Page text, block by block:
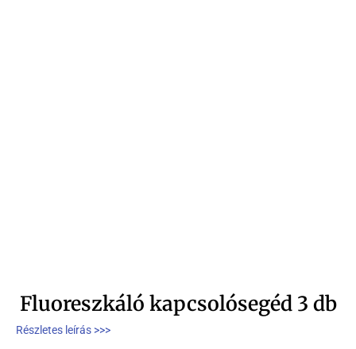
Fluoreszkáló kapcsolósegéd 3 db
Részletes leírás >>>